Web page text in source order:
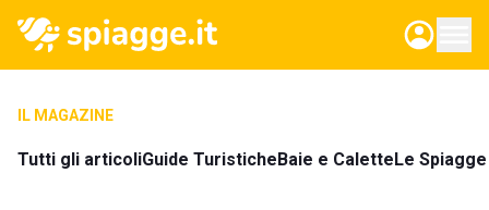
IL MAGAZINE
Tutti gli articoliGuide TuristicheBaie e CaletteLe